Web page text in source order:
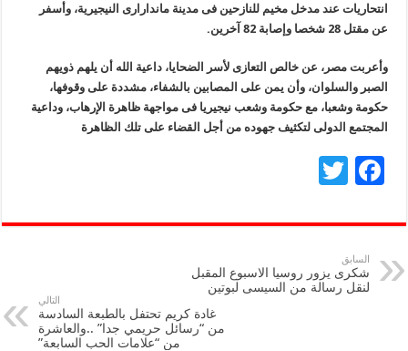
انتحاريات عند مدخل مخيم للنازحين فى مدينة ماندارارى النيجيرية، وأسفر
عن مقتل 28 شخصا وإصابة 82 آخرين.
وأعربت مصر، عن خالص التعازى لأسر الضحايا، داعية الله أن يلهم ذويهم
الصبر والسلوان، وأن يمن على المصابين بالشفاء، مشددة على وقوفها،
حكومة وشعبا، مع حكومة وشعب نيجيريا فى مواجهة ظاهرة الإرهاب، وداعية
المجتمع الدولى لتكثيف جهوده من أجل القضاء على تلك الظاهرة
F
e
b
o
tt
السابق
شكرى يزور روسيا الاسبوع المقبل
لنقل رسالة من السيسى لبوتين
التالي
غادة كريم تحتفل بالطبعة السادسة
من “رسائل حريمي جدا” ..والعاشرة
من “علامات الحب السابعة”